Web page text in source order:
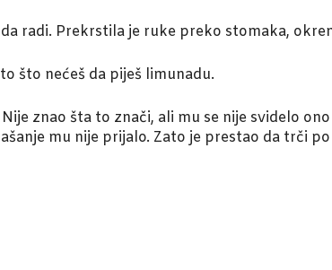
radi. Prekrstila je ruke preko stomaka,
što nećeš da piješ limunadu.
znao šta to znači, ali mu se nije svidelo
mu nije prijalo. Zato je prestao da trči